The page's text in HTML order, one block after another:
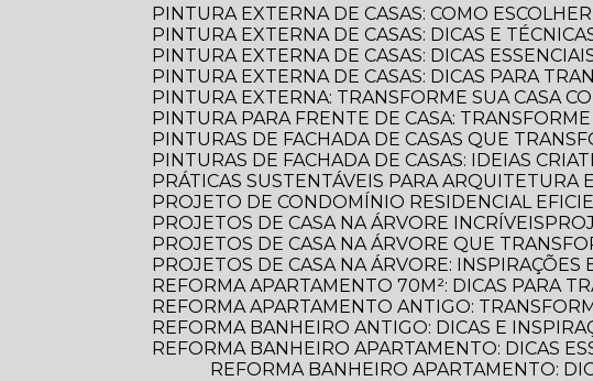
PINTURA EXTERNA DE CASAS: COMO
PINTURA EXTERNA DE CASAS: DICAS E
PINTURA EXTERNA DE CASAS: DICAS
PINTURA EXTERNA DE CASAS: DICAS PARA
PINTURA EXTERNA: TRANSFORME SUA CASA
PINTURA PARA FRENTE DE CASA:
PINTURAS DE FACHADA DE CASAS QUE
PINTURAS DE FACHADA DE CASAS: IDEIAS
PRÁTICAS SUSTENTÁVEIS PARA
PROJETO DE CONDOMÍNIO RESIDENCIAL
PROJETOS DE CASA NA ÁRVORE INCRÍVEIS
PROJETOS DE CASA NA ÁRVORE QUE
PROJETOS DE CASA NA ÁRVORE: INSPIRAÇÕES
REFORMA APARTAMENTO 70M²: DICAS PARA
REFORMA APARTAMENTO ANTIGO:
REFORMA BANHEIRO ANTIGO: DICAS E
REFORMA BANHEIRO APARTAMENTO: DICAS
REFORMA BANHEIRO APARTAMENTO: DICAS ESSENCIAIS PARA TRANSFORMAR SEU ESPAÇO COM ESTILO E